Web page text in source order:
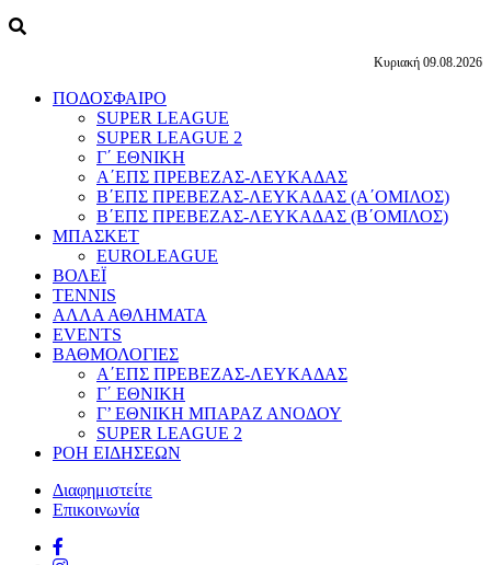
Κυριακή 09.08.2026
ΠΟΔΟΣΦΑΙΡΟ
SUPER LEAGUE
SUPER LEAGUE 2
Γ΄ ΕΘΝΙΚΗ
Α΄ΕΠΣ ΠΡΕΒΕΖΑΣ-ΛΕΥΚΑΔΑΣ
Β΄ΕΠΣ ΠΡΕΒΕΖΑΣ-ΛΕΥΚΑΔΑΣ (Α΄ΟΜΙΛΟΣ)
Β΄ΕΠΣ ΠΡΕΒΕΖΑΣ-ΛΕΥΚΑΔΑΣ (Β΄ΟΜΙΛΟΣ)
ΜΠΑΣΚΕΤ
EUROLEAGUE
ΒΟΛΕΪ
TENNIS
ΑΛΛΑ ΑΘΛΗΜΑΤΑ
EVENTS
ΒΑΘΜΟΛΟΓΙΕΣ
Α΄ΕΠΣ ΠΡΕΒΕΖΑΣ-ΛΕΥΚΑΔΑΣ
Γ΄ ΕΘΝΙΚΗ
Γ’ ΕΘΝΙΚΗ ΜΠΑΡΑΖ ΑΝΟΔΟΥ
SUPER LEAGUE 2
ΡΟΗ ΕΙΔΗΣΕΩΝ
Διαφημιστείτε
Επικοινωνία